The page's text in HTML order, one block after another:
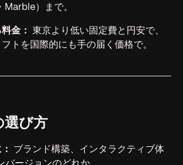
Marble）まで。
金：
東京より低い固定費と円安で、
トを国際的にも手の届く価格で。
選び方
ブランド構築、インタラクティブ体